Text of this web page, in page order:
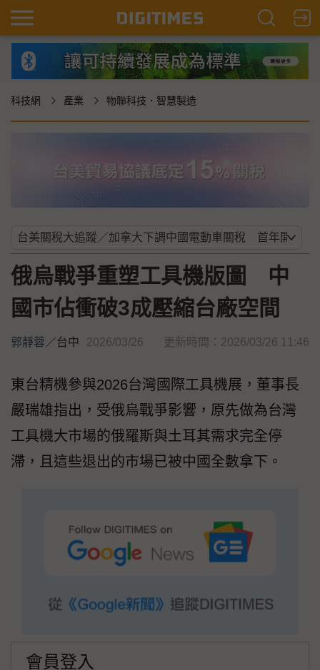
科技網 產業 物聯科技．智慧製造
俄烏戰爭重塑工具機版圖 中
國市佔衝破3成壓縮台廠空間
郭靜蓉 ／台中 2026/03/26 更新時間：2026/03/26 11:46
東台精機參與2026台灣國際工具機展，董事長
嚴瑞雄指出，受俄烏戰爭影響，原先做為台灣
工具機大市場的俄羅斯與土耳其需求完全停
滯，且這些退出的市場已被中國全數拿下。
會員登入